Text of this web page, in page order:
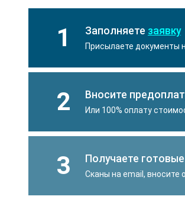
1 Заполняете заявку
Присылаете документы
2 Вносите
Или 100% оплату
3 Получаете
Сканы на email, вносите